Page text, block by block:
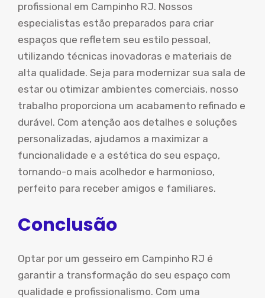
profissional em Campinho RJ. Nossos
especialistas estão preparados para criar
espaços que refletem seu estilo pessoal,
utilizando técnicas inovadoras e materiais de
alta qualidade. Seja para modernizar sua sala de
estar ou otimizar ambientes comerciais, nosso
trabalho proporciona um acabamento refinado e
durável. Com atenção aos detalhes e soluções
personalizadas, ajudamos a maximizar a
funcionalidade e a estética do seu espaço,
tornando-o mais acolhedor e harmonioso,
perfeito para receber amigos e familiares.
Conclusão
Optar por um gesseiro em Campinho RJ é
garantir a transformação do seu espaço com
qualidade e profissionalismo. Com uma